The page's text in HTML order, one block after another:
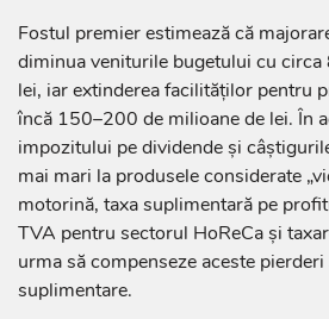
Fostul premier estimează că
diminua veniturile bugetului cu
lei, iar extinderea facilităților pentru
încă 150–200 de milioane de lei. În
impozitului pe dividende și
mai mari la produsele considerate
motorină, taxa suplimentară pe
TVA pentru sectorul HoReCa și
urma să compenseze aceste
suplimentare.